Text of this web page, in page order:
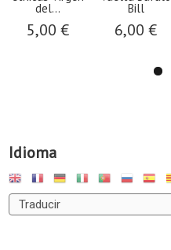
Idioma
del...
5,00 €
Bill
6,00 €